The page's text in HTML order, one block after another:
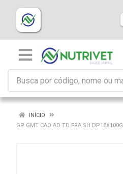
INÍCIO
GP GMT CAO AD TD FRA SH DP18X100G